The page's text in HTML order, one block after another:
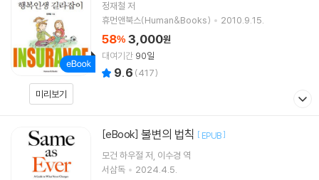
미리보기
정재철 저
휴먼앤북스(Human&Books)
2010.9.15.
58% 3,000원
대여기간 90일
9.6 (417)
[eBook] 불변의 법칙 [ EPUB]
모건 하우절 저 이수경 역
서삼독
2024.4.5.